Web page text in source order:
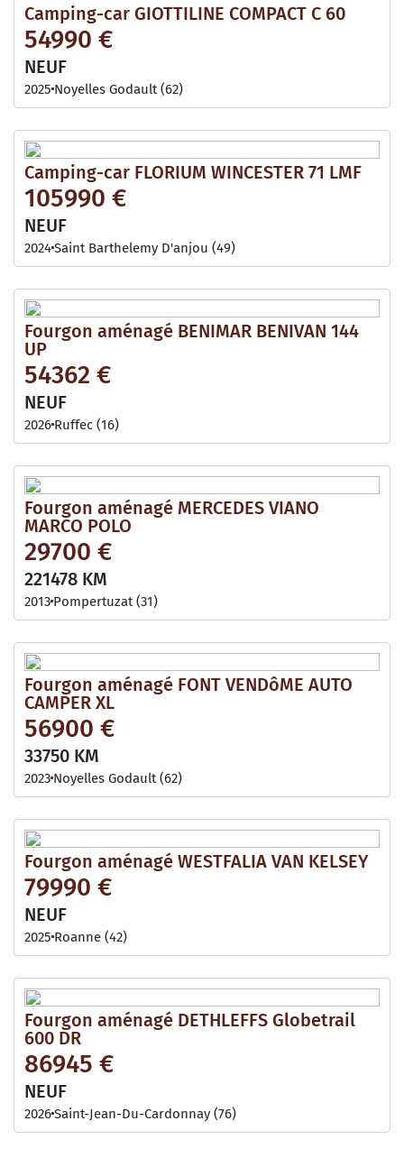
Camping-car GIOTTILINE COMPACT C 60
54990 €
NEUF
2025 Noyelles Godault (62)
Camping-car FLORIUM WINCESTER 71 LMF
105990 €
NEUF
2024Saint Barthelemy D'anjou (49)
Fourgon aménagé BENIMAR BENIVAN 144
UP
54362 €
NEUF
2026 Ruffec (16)
Fourgon aménagé MERCEDES VIANO
MARCO POLO
29700 €
221478 KM
2013 Pompertuzat (31)
Fourgon aménagé FONT VENDôME AUTO
CAMPER XL
56900 €
33750 KM
2023 Noyelles Godault (62)
Fourgon aménagé WESTFALIA VAN KELSEY
79990 €
NEUF
2025 Roanne (42)
Fourgon aménagé DETHLEFFS Globetrail
600 DR
86945 €
NEUF
2026Saint-Jean-Du-Cardonnay (76)